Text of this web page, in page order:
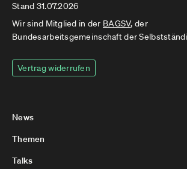
Stand 31.07.2026
Wir sind Mitglied in der BAGSV, der
Bundesarbeitsgemeinschaft der
Vertrag widerrufen
News
Themen
Talks